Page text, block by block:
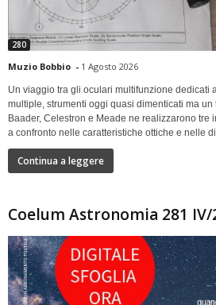
280
Muzio Bobbio - 1 Agosto 2026
Un viaggio tra gli oculari multifunzione dedicati
multiple, strumenti oggi quasi dimenticati ma un
Baader, Celestron e Meade ne realizzarono tre
a confronto nelle caratteristiche ottiche e nelle
Continua a leggere
Coelum Astronomia 281